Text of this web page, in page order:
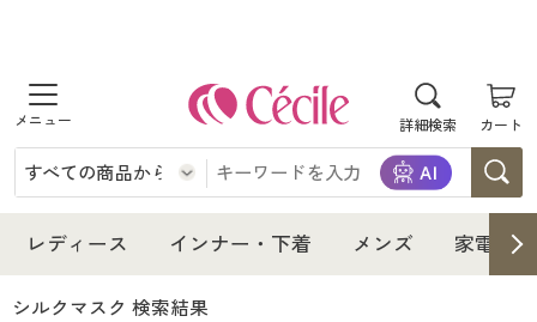
詳細検索 カート
商品を探す
レディース
レディースファッション
インナー・下着
インナー・下着通販すべて
メンズ
レディース インナー・下着 メンズ 家電・
シルクマスク 検索結果